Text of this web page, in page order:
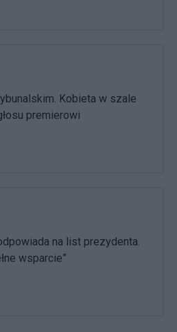
Kobieta w szale
premierowi
na list prezydenta.
wsparcie”